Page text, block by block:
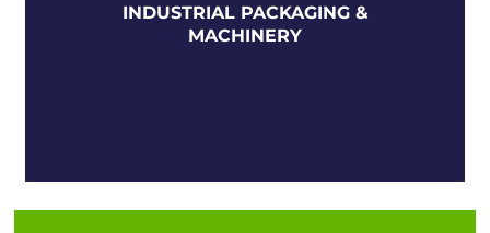
materiales, innovación y experiencias que
están transformando el futuro del packaging.
INDUSTRIAL PACKAGING &
MACHINERY